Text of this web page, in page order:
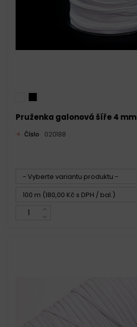
Pruženka galonová šíře 4 mm
Číslo 020188
- Vyberte variantu produktu -
100 m (180,00 Kč s DPH / bal.)